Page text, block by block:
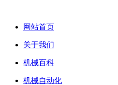
网站首页
关于我们
机械百科
机械自动化